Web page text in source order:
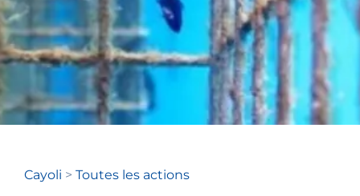
Cayoli > Toutes les actions